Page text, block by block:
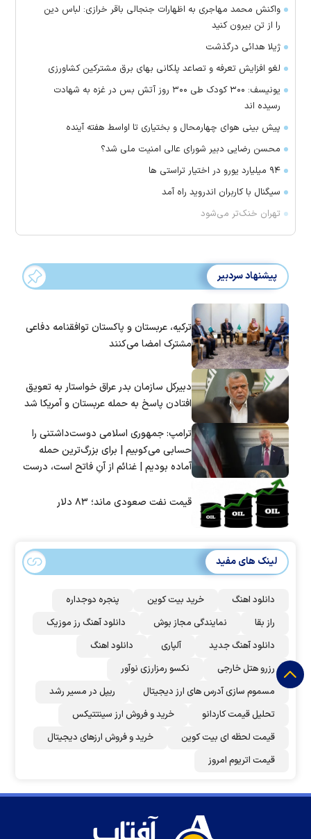
واکنش محمد مهاجری به اظهارات جنجالی باقر خرازی: لباس دین
را از تن بیرون کنید
ژیلا هدائی درگذشت
لغو افزایش تعرفه و تصاعد پلکانی بهای برق مشترکین کشاورزی
یونیسف: ۳۰۰ کودک طی ۳۰۰ روز آتش بس در غزه به شهادت
رسیده اند
پیش بینی هوای چهارمحال و بختیاری تا اواسط هفته آینده
محسن رضایی دبیر شورای عالی امنیت ملی شد؟
۹۴ میلیارد یورو در اختیار تراستی ها
سیگنال با کاربران اندروید راه آمد
تهران خنک‌تر می‌شود
پیشنهاد سردبیر
ترکیه، عربستان و پاکستان توافقنامه دفاعی
مشترک امضا می‌کنند
دبیرکل سازمان بدر عراق خواستار به تعویق
افتادن پاسخ به حمله عربستان و آمریکا شد
ترامپ: جمهوری اسلامی دوست‌داشتنی را
حسابی می‌کوبیم | برای بزرگ‌ترین حمله
آماده بودیم | غنائم از آنِ فاتح است، درست
قیمت نفت صعودی ماند؛ ۸۳ دلار
لینک های مفید
دانلود اهنگ خرید بیت کوین
پنجره دوجداره
راز بقا
نمایندگی مجاز بوش
دانلود آهنگ رز‌ موزیک
دانلود آهنگ جدید
آلپاری
دانلود اهنگ
رزرو هتل خارجی
نکسو رمزارزی نوآور
مسموم سازی آدرس های ارز دیجیتال
ریپل در مسیر رشد
تحلیل قیمت کاردانو
خرید و فروش ارز سینتتیکس
قیمت لحظه ای بیت کوین
خرید و فروش ارزهای دیجیتال
قیمت اتریوم امروز